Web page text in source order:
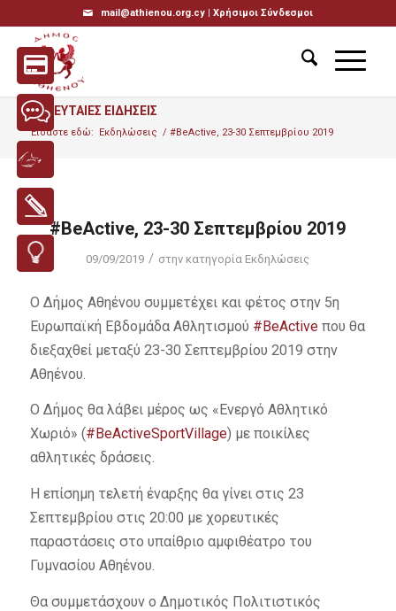
mail@athienou.org.cy | Χρήσιμοι Σύνδεσμοι
ΤΕΛΕΥΤΑΙΕΣ ΕΙΔΗΣΕΙΣ
Είσαστε εδώ: Εκδηλώσεις / #BeActive, 23-30 Σεπτεμβρίου 2019
#BeActive, 23-30 Σεπτεμβρίου 2019
09/09/2019 / στην κατηγορία Εκδηλώσεις
Ο Δήμος Αθηένου συμμετέχει και φέτος στην 5η
Ευρωπαϊκή Εβδομάδα Αθλητισμού #BeActiveπου θα
διεξαχθεί μεταξύ 23-30 Σεπτεμβρίου 2019 στην
Αθηένου.
Ο Δήμος θα λάβει μέρος ως «Ενεργό Αθλητικό
Χωριό» (#BeActiveSportVillage) με ποικίλες
αθλητικές δράσεις.
Η επίσημη τελετή έναρξης θα γίνει στις 23
Σεπτεμβρίου στις 20:00 με χορευτικές
παραστάσεις στο υπαίθριο αμφιθέατρο του
Γυμνασίου Αθηένου.
Θα συμμετάσχουν ο Δημοτικός Πολιτιστικός